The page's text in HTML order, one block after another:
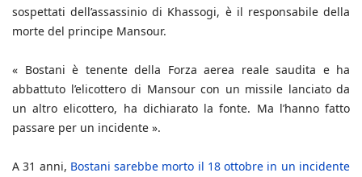
sospettati dell’assassinio di Khassogi, è il responsabile della
morte del principe Mansour.
« Bostani è tenente della Forza aerea reale saudita e ha
abbattuto l’elicottero di Mansour con un missile lanciato da
un altro elicottero, ha dichiarato la fonte. Ma l’hanno fatto
passare per un incidente ».
A 31 anni, Bostani sarebbe morto il 18 ottobre in un incidente